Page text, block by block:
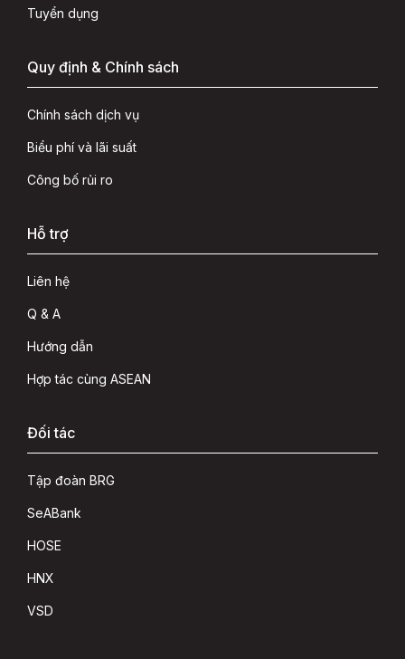
Tuyển dụng
Quy định & Chính sách
Chính sách dịch vụ
Biểu phí và lãi suất
Công bố rủi ro
Hỗ trợ
Liên hệ
Q & A
Hướng dẫn
Hợp tác cùng ASEAN
Đối tác
Tập đoàn BRG
SeABank
HOSE
HNX
VSD